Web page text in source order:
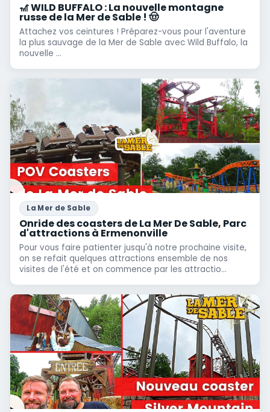
🎢 WILD BUFFALO : La nouvelle montagne
russe de la Mer de Sable ! 🤠
Attachez vos ceintures ! Préparez-vous pour l'aventure
la plus sauvage de la Mer de Sable avec Wild Buffalo, la
nouvelle ...
La Mer de Sable
Onride des coasters de La Mer De Sable, Parc
d'attractions à Ermenonville
Pour vous faire patienter jusqu'à notre prochaine visite,
on se refait quelques attractions ensemble de nos
visites de l'été et on commence par les attractio...